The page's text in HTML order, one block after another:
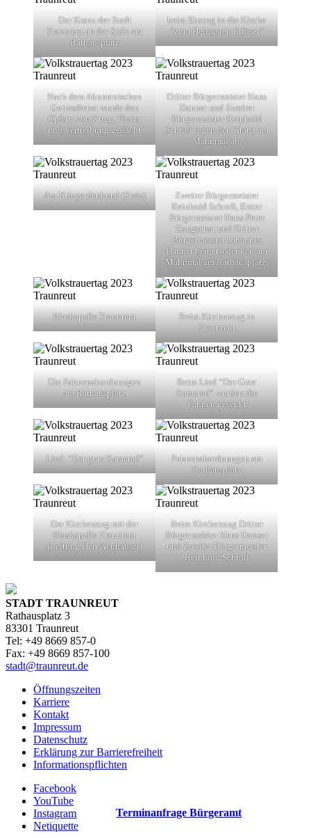
Der Kranz der Stadt
Traunreut an der Stele am
Rathausplatz
beim Einzug in die Kirche
“zum Heiligsten Erlöser”
Nach dem ökumenischen
Gottesdienst wurde den
Opfern von Krieg, Flucht
und Vertreibung gedacht
Dritter Bürgermeister Hans
Danner und Zweiter
Bürgermeister Reinhold
Schroll legen den Kranz am
Mahnmal ab.
Am Kriegerdenkmal (Stele)
Zweiter Bürgermeister
Reinhold Schroll, Erster
Bürgermeister Hans-Peter
Dangschat und Dritter
Bürgermeister Johannes
Danner beim Gedenken am
Mahnmal am Rathausplatz.
Blaskapelle Traunreut
Beim Kirchenzug in
Traunreut
Die Fahnenabordnungen
am Rathausplatz
Beim Lied “Der Gute
Kamerad” wurden die
Fahnen gesenkt
Lied: “Der gute Kamerad”
Fahnenabordnungen am
Rathausplatz
Der Kirchenzug mit der
Blaskapelle Traunreut
(Leitung Herr Neuhauser)
Beim Kirchenzug Dritter
Bürgermeister Hans Danner
und Zweiter Bürgermeister
Reinhold Schroll
STADT TRAUNREUT
Rathausplatz 3
83301 Traunreut
Tel: +49 8669 857-0
Fax: +49 8669 857-100
stadt@traunreut.de
Öffnungszeiten
Karriere
Kontakt
Impressum
Datenschutz
Erklärung zur Barrierefreiheit
Informationspflichten
Facebook
YouTube
Instagram
Netiquette
Terminanfrage Bürgeramt